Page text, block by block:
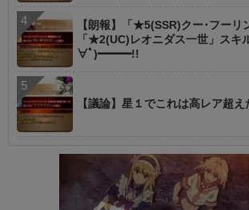
【朗報】「★5(SSR)クー･フーリ
「★2(UC)レオニダス一世」ス
∀ﾟ)━━━!!
【議論】星１でこれは高レア超え